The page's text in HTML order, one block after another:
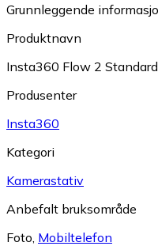
Grunnleggende
Produktnavn
Insta360 Flow 2
Produsenter
Insta360
Kategori
Kamerastativ
Anbefalt bruksområde
Foto Mobiltelefon